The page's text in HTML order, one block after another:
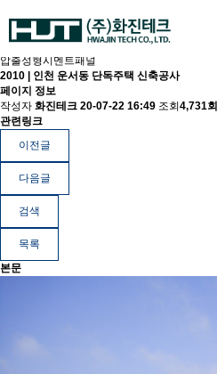
압출성형시멘트패널
2010 | 인천 운서동 단독주택 신축공사
페이지 정보
작성자 화진테크 20-07-22 16:49 조회 4,731회
관련링크
이전글
다음글
검색
목록
본문